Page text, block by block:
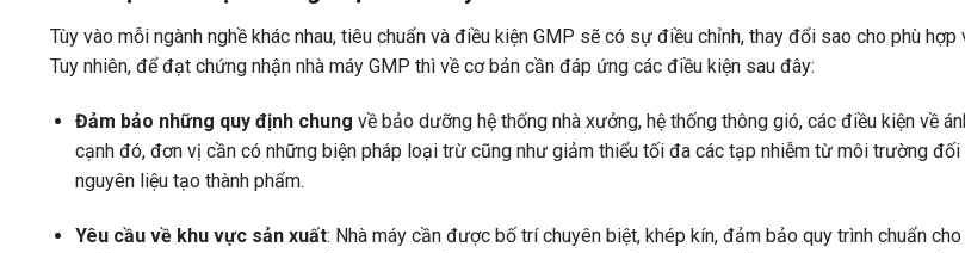
Tùy vào mỗi ngành nghề khác nhau, tiêu chuẩn và điều kiện GMP sẽ có sự điều chỉnh, thay đổi sao cho phù hợp
Tuy nhiên, để đạt chứng nhận nhà máy GMP thì về cơ bản cần đáp ứng các điều kiện sau đây:
Đảm bảo những quy định chung về bảo dưỡng hệ thống nhà xưởng, hệ thống thông gió, các điều kiện về
cạnh đó, đơn vị cần có những biện pháp loại trừ cũng như giảm thiểu tối đa các tạp nhiễm từ môi trường
nguyên liệu tạo thành phẩm.
Yêu cầu về khu vực sản xuất: Nhà máy cần được bố trí chuyên biệt, khép kín, đảm bảo quy trình chuẩn